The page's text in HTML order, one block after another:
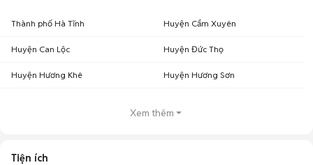
Thành phố Hà Tĩnh Huyện Cẩm Xuyên
Huyện Can Lộc Huyện Đức Thọ
Huyện Hương Khê Huyện Hương Sơn
Xem thêm
Tiện ích